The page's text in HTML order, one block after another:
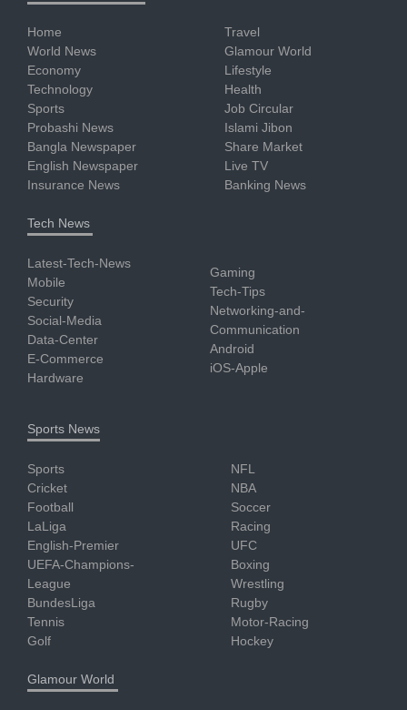
Home
World News
Economy
Technology
Sports
Probashi News
Bangla Newspaper
English Newspaper
Insurance News
Travel
Glamour World
Lifestyle
Health
Job Circular
Islami Jibon
Share Market
Live TV
Banking News
Tech News
Latest-Tech-News
Mobile
Security
Social-Media
Data-Center
E-Commerce
Hardware
Gaming
Tech-Tips
Networking-and-
Communication
Android
iOS-Apple
Sports News
Sports
Cricket
Football
LaLiga
English-Premier
UEFA-Champions-
League
BundesLiga
Tennis
Golf
NFL
NBA
Soccer
Racing
UFC
Boxing
Wrestling
Rugby
Motor-Racing
Hockey
Glamour World